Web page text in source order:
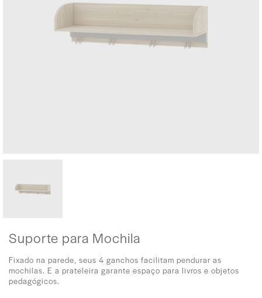
Suporte para Mochila
Fixado na parede, seus 4 ganchos facilitam pendurar as
mochilas. E a prateleira garante espaço para livros e objetos
pedagógicos.